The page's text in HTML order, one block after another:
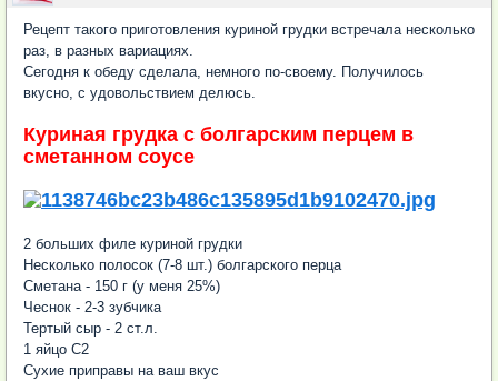
Рецепт такого приготовления куриной грудки встречала несколько
раз, в разных вариациях.
Сегодня к обеду сделала, немного по-своему. Получилось
вкусно, с удовольствием делюсь.
Куриная грудка с болгарским перцем в
сметанном соусе
2 больших филе куриной грудки
Несколько полосок (7-8 шт.) болгарского перца
Сметана - 150 г (у меня 25%)
Чеснок - 2-3 зубчика
Тертый сыр - 2 ст.л.
1 яйцо С2
Сухие приправы на ваш вкус